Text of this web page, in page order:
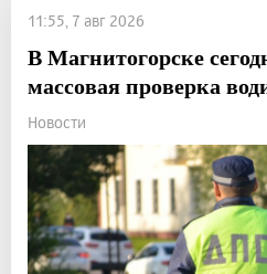
11:55, 7 авг 2026
В Магнитогорске
массовая проверка
Новости